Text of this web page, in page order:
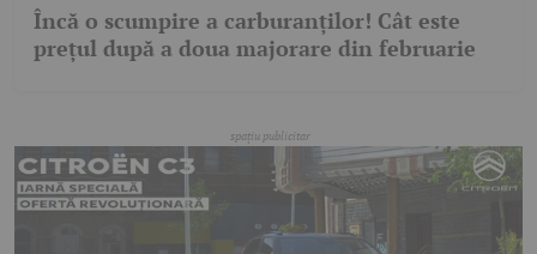
Încă o scumpire a carburanților! Cât este
prețul după a doua majorare din februarie